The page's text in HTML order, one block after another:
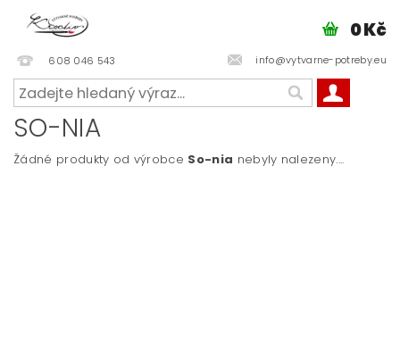
608 046 543 info@vytvarne-potreby.eu
0 Kč
SO-NIA
Žádné produkty od výrobce So-nia nebyly nalezeny....